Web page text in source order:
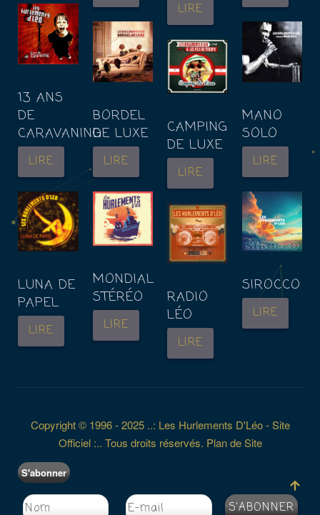
LIRE
13 ANS
DE
CARAVANING
LIRE
BORDEL
DE LUXE
LIRE
CAMPING
DE LUXE
LIRE
MANO
SOLO
LIRE
LUNA DE
PAPEL
LIRE
MONDIAL
STÉRÉO
LIRE
RADIO
LÉO
LIRE
SIROCCO
LIRE
Copyright © 1996 - 2025 ..: Les Hurlements D'Léo - Site
Officiel :.. Tous droits réservés. Plan de Site
S'abonner